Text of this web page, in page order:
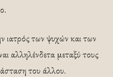
ιατρός των ψυχών και των
αλληλένδετα μεταξύ τους
του άλλου.